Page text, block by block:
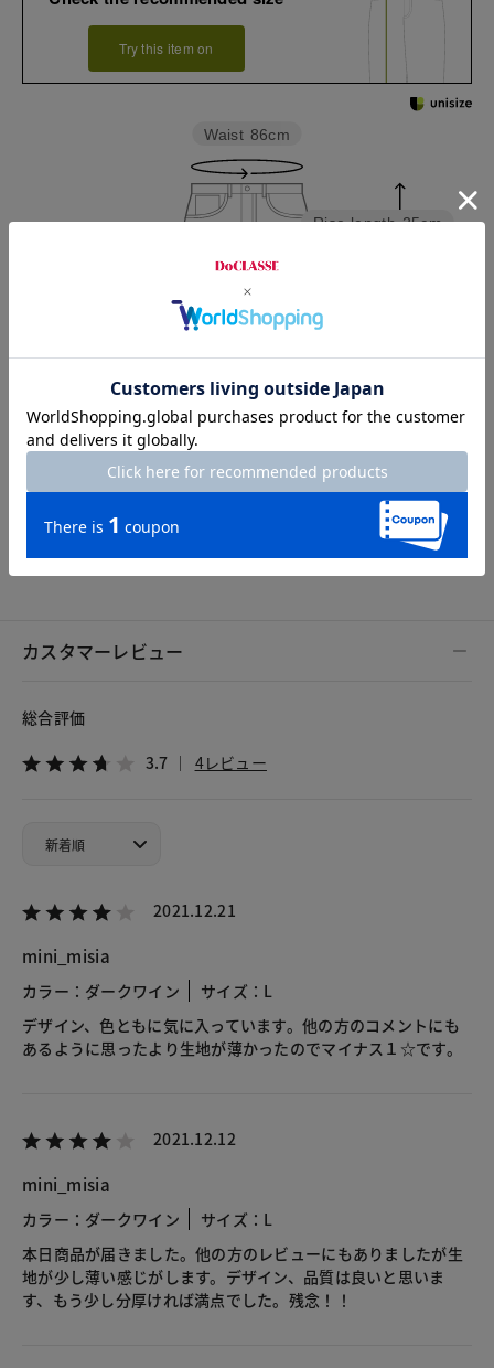
Try this item on
Rise length 25cm
Hem width 18.3cm
Thickness of thigh 34.4cm
Waist 86cm
カスタマーレビュー
総合評価
3.7 4レビュー
2021.12.21
mini_misia
カラー：ダークワイン
サイズ：L
デザイン、色ともに気に入っています。他の方のコメントにも
あるように思ったより生地が薄かったのでマイナス１☆です。
2021.12.12
mini_misia
カラー：ダークワイン
サイズ：L
本日商品が届きました。他の方のレビューにもありましたが生
地が少し薄い感じがします。デザイン、品質は良いと思いま
す、もう少し分厚ければ満点でした。残念！！